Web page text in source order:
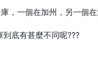
，一個在加州，另一個
底有甚麼不同呢???